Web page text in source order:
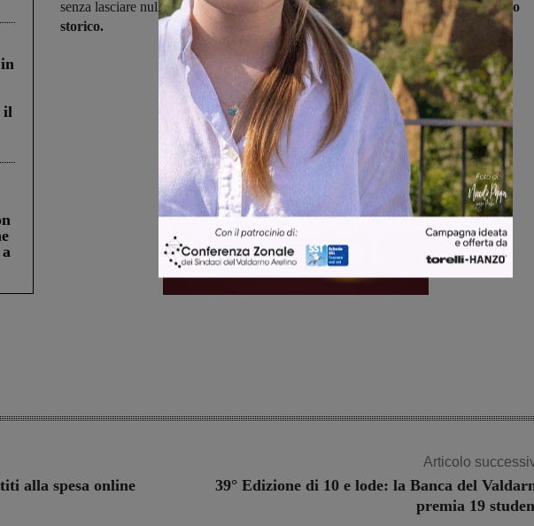
il
senza lasciare nulla al caso in quello che, per lo sport terranuovesesarà un evento
storico.
alla spesa online
Articolo
39° Edizione di 10 e lode: la Banca del
premia 19